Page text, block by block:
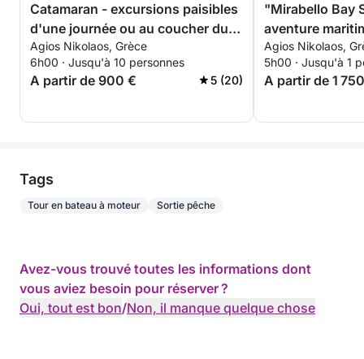
Catamaran - excursions paisibles
d'une journée ou au coucher du
soleil vers un lagon bleu caché.
Agios Nikolaos, Grèce
6h00 · Jusqu'à 10 personnes
A partir de 900 € 5 (20)
"Mirabello Bay
aventure
Agios Nikolaos,
5h00 · Jusqu'à 1
A partir de 1
Tags
Tour en bateau à moteur Sortie pêche
Avez-vous trouvé toutes les informations dont
vous aviez besoin pour réserver ?
Oui, tout est bon/Non, il manque quelque chose